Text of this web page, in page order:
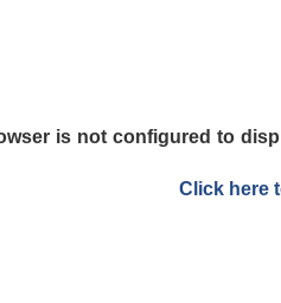
is not configured to
Click here